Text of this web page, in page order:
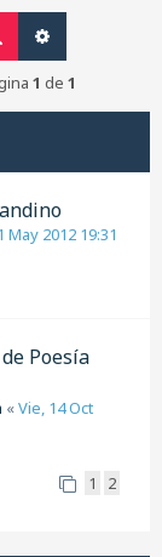
Buscar
1 de 1
May 2012 19:31
Poesía
«Vie, 14 Oct
1 2